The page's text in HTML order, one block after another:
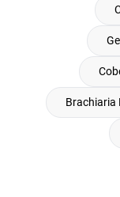
Brachiaria